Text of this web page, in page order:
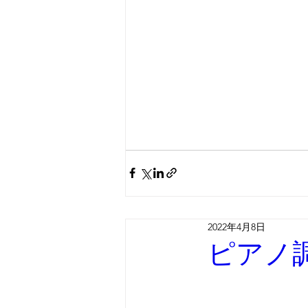
ピアノ
2022年4月8日